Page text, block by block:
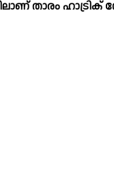
താരം ഹാട്രിക്